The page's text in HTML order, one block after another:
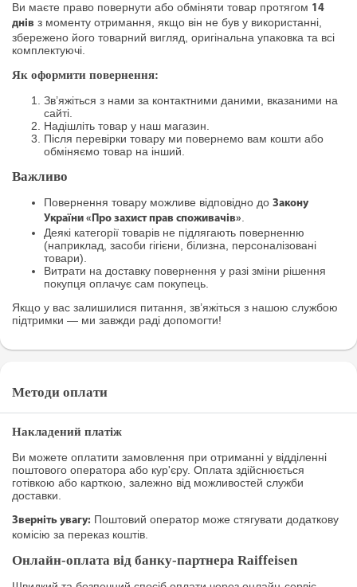
Ви маєте право повернути або обміняти товар протягом 14
днів з моменту отримання, якщо він не був у використанні,
збережено його товарний вигляд, оригінальна упаковка та всі
комплектуючі.
Як оформити повернення:
Зв’яжіться з нами за контактними даними, вказаними на
сайті.
Надішліть товар у наш магазин.
Після перевірки товару ми повернемо вам кошти або
обміняємо товар на інший.
Важливо
Повернення товару можливе відповідно до Закону
України «Про захист прав споживачів».
Деякі категорії товарів не підлягають поверненню
(наприклад, засоби гігієни, білизна, персоналізовані
товари).
Витрати на доставку повернення у разі зміни рішення
покупця оплачує сам покупець.
Якщо у вас залишилися питання, зв’яжіться з нашою службою
підтримки — ми завжди раді допомогти!
Методи оплати
Накладений платіж
Ви можете оплатити замовлення при отриманні у відділенні
поштового оператора або кур'єру. Оплата здійснюється
готівкою або карткою, залежно від можливостей служби
доставки.
Зверніть увагу: Поштовий оператор може стягувати додаткову
комісію за переказ коштів.
Онлайн-оплата від банку-партнера Raiffeisen